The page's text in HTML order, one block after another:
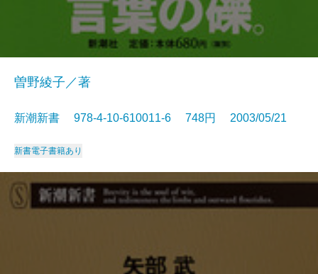
曽野綾子／著
新潮新書 978-4-10-610011-6 748円 2003/05/21
新書電子書籍あり